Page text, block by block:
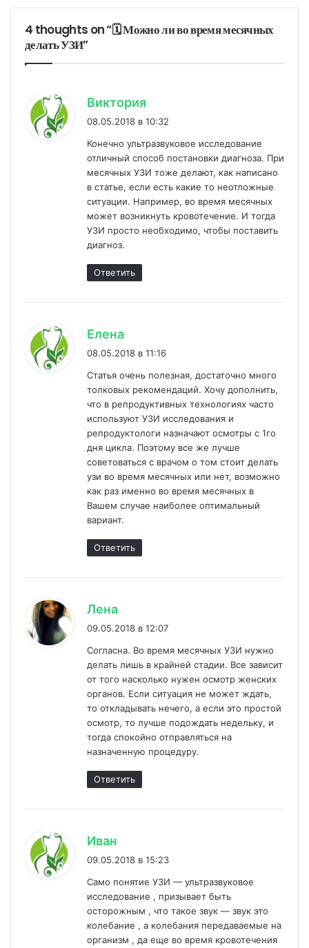
4 thoughts on “🗓 Можно ли во время месячных
делать УЗИ”
Виктория
08.05.2018 в 10:32
Конечно ультразвуковое исследование
отличный способ постановки диагноза. При
месячных УЗИ тоже делают, как написано
в статье, если есть какие то неотложные
ситуации. Например, во время месячных
может возникнуть кровотечение. И тогда
УЗИ просто необходимо, чтобы поставить
диагноз.
Ответить
Елена
08.05.2018 в 11:16
Статья очень полезная, достаточно много
толковых рекомендаций. Хочу дополнить,
что в репродуктивных технологиях часто
используют УЗИ исследования и
репродуктологи назначают осмотры с 1го
дня цикла. Поэтому все же лучше
советоваться с врачом о том стоит делать
узи во время месячных или нет, возможно
как раз именно во время месячных в
Вашем случае наиболее оптимальный
вариант.
Ответить
Лена
09.05.2018 в 12:07
Согласна. Во время месячных УЗИ нужно
делать лишь в крайней стадии. Все зависит
от того насколько нужен осмотр женских
органов. Если ситуация не может ждать,
то откладывать нечего, а если это простой
осмотр, то лучше подождать недельку, и
тогда спокойно отправляться на
назначенную процедуру.
Ответить
Иван
09.05.2018 в 15:23
Само понятие УЗИ — ультразвуковое
исследование , призывает быть
осторожным , что такое звук — звук это
колебание , а колебания передаваемые на
организм , да еще во время кровотечения